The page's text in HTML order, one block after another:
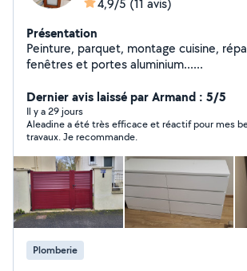
4,9/5 (11 avis)
Présentation
Peinture, parquet, montage cuisine, réparation de
fenêtres et portes aluminium......
Dernier avis laissé par Armand : 5/5
Il y a 29 jours
Aleadine a été très efficace et réactif pour mes
travaux. Je recommande.
Plomberie